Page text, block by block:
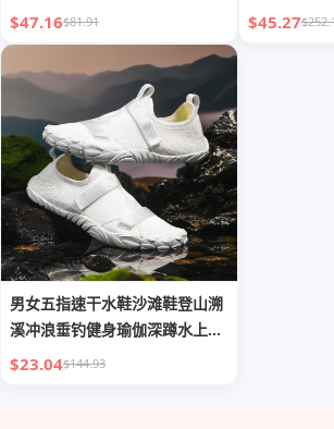
王之
$47.16$81.91
泳衣
$45.27
男女五指速干水鞋沙滩鞋登山溯
溪冲浪垂钓健身瑜伽深蹲水上运
动鞋
$23.04$144.93